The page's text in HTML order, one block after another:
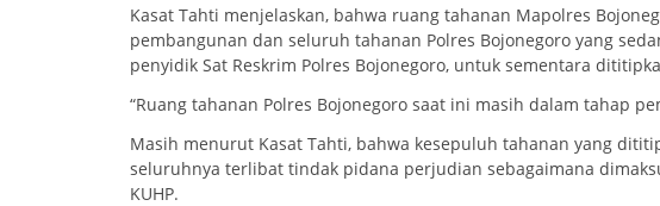
Kasat Tahti menjelaskan, bahwa ruang tahanan Mapolres
pembangunan dan seluruh tahanan Polres Bojonegoro yang
penyidik Sat Reskrim Polres Bojonegoro, untuk sementara
“Ruang tahanan Polres Bojonegoro saat ini masih dalam tahap
Masih menurut Kasat Tahti, bahwa kesepuluh tahanan yang
seluruhnya terlibat tindak pidana perjudian sebagaimana
KUHP.